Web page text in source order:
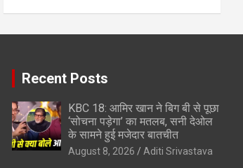
Recent Posts
KBC 18: आमिर खान ने बिग बी से पूछा
‘सोचना पड़ेगा’ का मतलब, सनी देओल
के सामने हुई मजेदार बातचीत
August 8, 2026 Aditi Srivastava